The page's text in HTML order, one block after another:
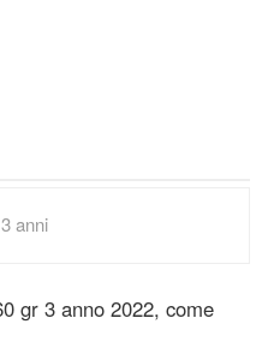
3 anni
gr 3 anno 2022, come